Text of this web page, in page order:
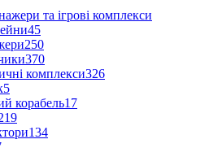
та ігрові комплекси
45
250
370
комплекси326
5
корабель17
134